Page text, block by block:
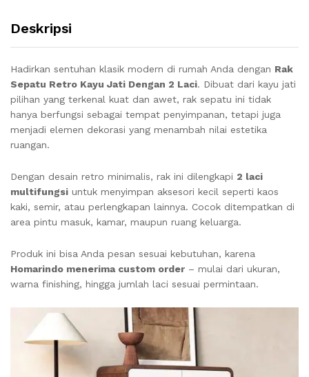
Deskripsi
Hadirkan sentuhan klasik modern di rumah Anda dengan Rak
Sepatu Retro Kayu Jati Dengan 2 Laci. Dibuat dari kayu jati
pilihan yang terkenal kuat dan awet, rak sepatu ini tidak
hanya berfungsi sebagai tempat penyimpanan, tetapi juga
menjadi elemen dekorasi yang menambah nilai estetika
ruangan.
Dengan desain retro minimalis, rak ini dilengkapi 2 laci
multifungsi untuk menyimpan aksesori kecil seperti kaos
kaki, semir, atau perlengkapan lainnya. Cocok ditempatkan di
area pintu masuk, kamar, maupun ruang keluarga.
Produk ini bisa Anda pesan sesuai kebutuhan, karena
Homarindo menerima custom order – mulai dari ukuran,
warna finishing, hingga jumlah laci sesuai permintaan.